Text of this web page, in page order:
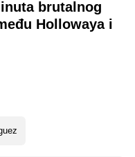
brutalnog
Hollowaya i